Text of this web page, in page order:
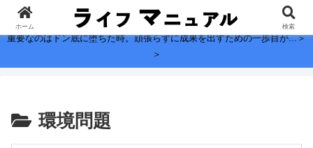
子どもに残したい、お金よりも大切なこと。
重要なのはドン底に堕ちた時。頑張らずに成果を出すための一歩目が...＞
＞
環境問題
ホーム 検索